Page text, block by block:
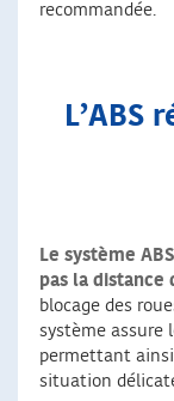
recommandée.
L’ABS
Le système
pas la distance
blocage des
système assure
permettant
situation